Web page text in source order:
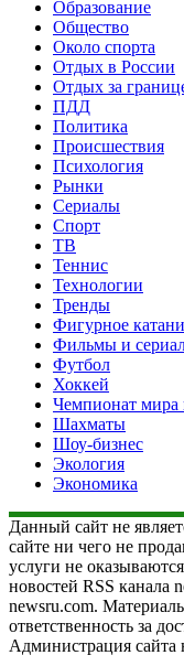
Образование
Общество
Около спорта
Отдых в России
Отдых за
ПДД
Политика
Происшествия
Психология
Рынки
Сериалы
Спорт
ТВ
Теннис
Технологии
Тренды
Фигурное
Фильмы и
Футбол
Хоккей
Чемпионат мира
Шахматы
Шоу-бизнес
Экология
Экономика
Данный сайт не
сайте ни чего не
услуги не
новостей RSS канала
newsru.com.
ответственность за
Администрация сайта